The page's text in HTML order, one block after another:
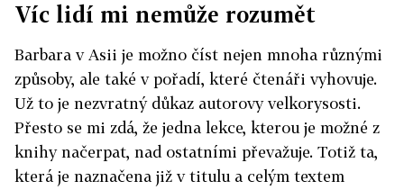
Víc lidí mi nemůže rozumět
Barbara v Asii je možno číst nejen mnoha různými
způsoby, ale také v pořadí, které čtenáři vyhovuje.
Už to je nezvratný důkaz autorovy velkorysosti.
Přesto se mi zdá, že jedna lekce, kterou je možné z
knihy načerpat, nad ostatními převažuje. Totiž ta,
která je naznačena již v titulu a celým textem